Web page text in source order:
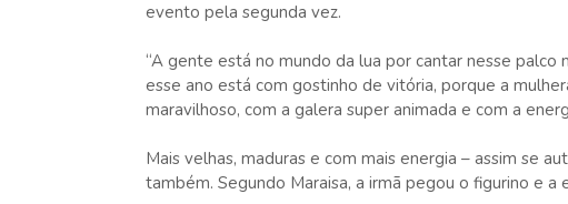
evento pela segunda vez.
“A gente está no mundo da lua por cantar nesse palco
esse ano está com gostinho de vitória, porque a
maravilhoso, com a galera super animada e com a
Mais velhas, maduras e com mais energia – assim se
também. Segundo Maraisa, a irmã pegou o figurino e